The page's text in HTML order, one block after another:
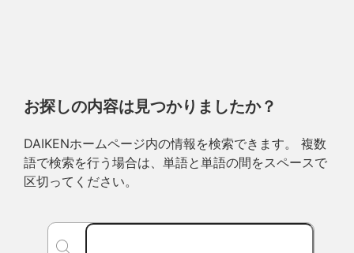
お探しの内容は見つかりましたか？
DAIKENホームページ内の情報を検索できます。 複数
語で検索を行う場合は、単語と単語の間をスペースで
区切ってください。